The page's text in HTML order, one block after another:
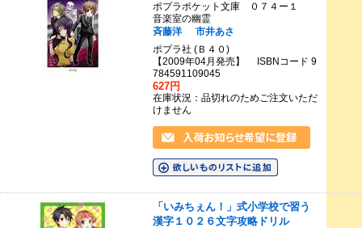
ポプラポケット文庫 ０７４ー１
音楽室の幽霊
斉藤洋
市井あさ
ポプラ社 (Ｂ４０)
【2009年04月発売】 ISBNコード 9
784591109045
627円
在庫状況：品切れのためご注文いただ
けません
「いみちぇん！」式小学校で習う
漢字１０２６文字攻略ドリル